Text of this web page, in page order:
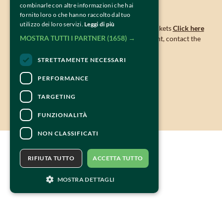
CONTACTS
For information and support in purchasing ticketsClick here
For information on the program and the event, contact the
Accessibility statement
combinarle con altre informazioni che hai
fornito loro o che hanno raccolto dal tuo
utilizzo dei loro servizi. Leggi di più
MOSTRA TUTTI I PARTNER (1658) →
STRETTAMENTE NECESSARI
PERFORMANCE
TARGETING
FUNZIONALITÀ
NON CLASSIFICATI
ACCETTA TUTTO
RIFIUTA TUTTO
MOSTRA DETTAGLI